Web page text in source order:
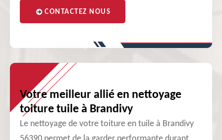
CONTACTEZ NOUS
Votre meilleur allié en nettoyage
toiture tuile à Brandivy
Le nettoyage de votre toiture en tuile à Brandivy